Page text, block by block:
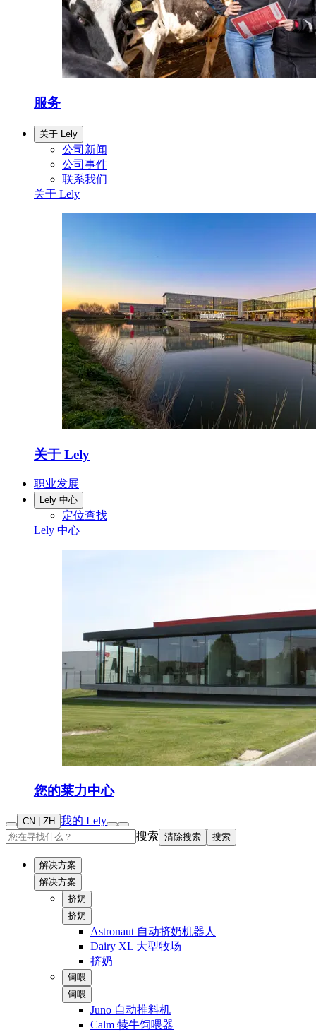
服务
关于 Lely
公司新闻
公司事件
联系我们
关于 Lely
关于 Lely
职业发展
Lely 中心
定位查找
Lely 中心
您的莱力中心
CN | ZH 我的 Lely
搜索 清除搜索 搜索
解决方案
解决方案
挤奶
挤奶
Astronaut 自动挤奶机器人
Dairy XL 大型牧场
挤奶
饲喂
饲喂
Juno 自动推料机
Calm 犊牛饲喂器